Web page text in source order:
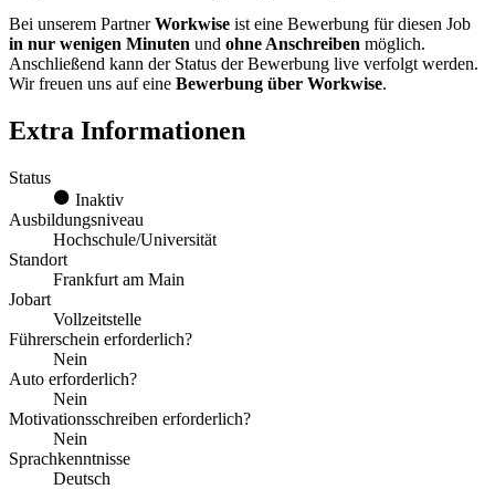
Bei unserem PartnerWorkwise ist eine Bewerbung für diesen Job
in nur wenigen Minuten und ohne Anschreiben möglich.
Anschließend kann der Status der Bewerbung live verfolgt werden.
Wir freuen uns auf eine Bewerbung über Workwise.
Extra Informationen
Status
Inaktiv
Ausbildungsniveau
Hochschule/Universität
Standort
Frankfurt am Main
Jobart
Vollzeitstelle
Führerschein erforderlich?
Nein
Auto erforderlich?
Nein
Motivationsschreiben erforderlich?
Nein
Sprachkenntnisse
Deutsch